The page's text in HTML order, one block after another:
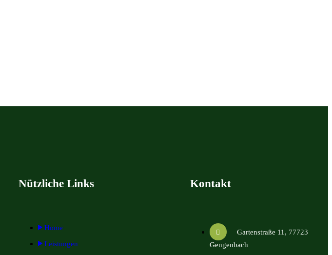
Nützliche Links
Home
Leistungen
Kontakt
Gartenstraße 11, 77723
Gengenbach